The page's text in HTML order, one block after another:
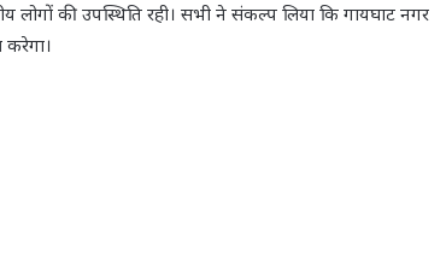
लोगों की उपस्थिति रही। सभी ने संकल्प लिया कि गायघाट नगर